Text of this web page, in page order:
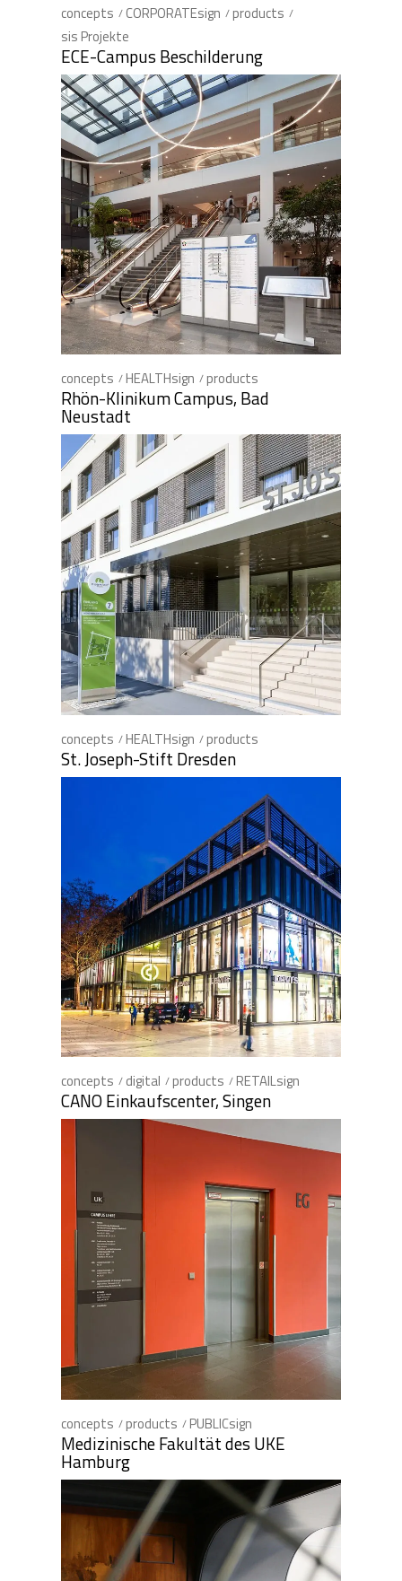
concepts CORPORATEsign
products
sis Projekte
ECE-Campus Beschilderung
concepts HEALTHsign products
Rhön-Klinikum Campus, Bad
Neustadt
concepts HEALTHsign products
St. Joseph-Stift Dresden
concepts digital products RETAILsign
CANO Einkaufscenter, Singen
concepts products PUBLICsign
Medizinische Fakultät des UKE
Hamburg